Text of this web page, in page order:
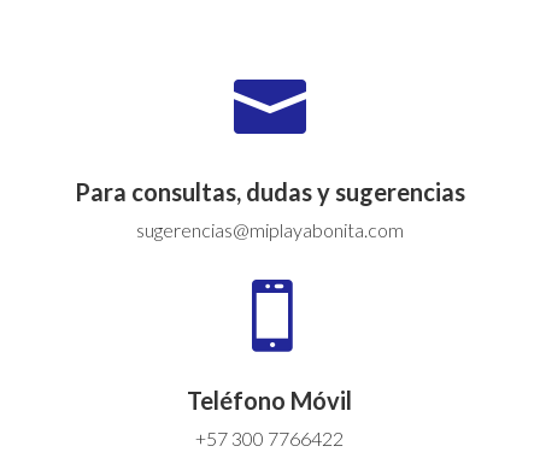

Para consultas, dudas y sugerencias
sugerencias@miplayabonita.com

Teléfono Móvil
+57 300 7766422